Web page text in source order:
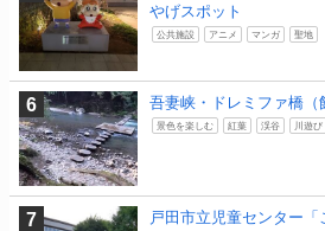
やげスポット
公共施設 アニメ マンガ 聖地
吾妻峡・ドレミファ橋（
景色を楽しむ 紅葉 渓谷 川遊び
戸田市立児童センター